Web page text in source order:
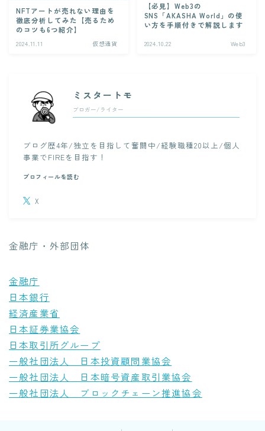
NFTアートが売れない理由を
徹底分析してみた【売るため
のコツも6つ紹介】
2024.11.11 仮想通貨
【必見】Web3の
SNS「AKASHA World」の使
い方を手順付きで解説します
2024.10.22 Web3
ミスタートモ
ブロガー/ライター
ブログ歴4年/独立を目指して奮闘中/経験職種20以上/個人
事業でFIREを目指す！
プロフィールを読む
X
金融庁・外部団体
金融庁
日本銀行
経済産業省
日本証券業協会
日本取引所グループ
一般社団法人 日本投資顧問業協会
一般社団法人 日本暗号資産取引業協会
一般社団法人 ブロックチェーン推進協会